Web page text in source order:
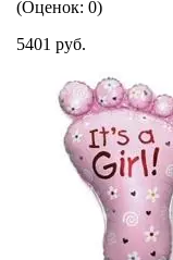
(Оценок: 0)
5401 руб.